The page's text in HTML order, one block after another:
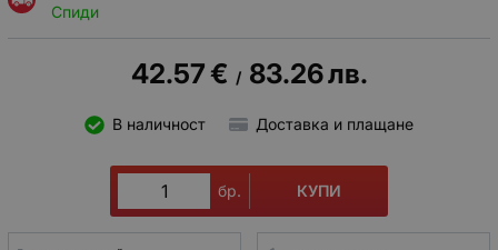
Спиди
42.57€ / 83.26лв.
В наличност Доставка и плащане
бр. КУПИ